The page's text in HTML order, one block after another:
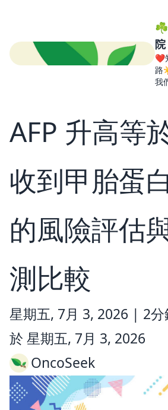
☘️
院
❤️
路
我
AFP 升高等
收到甲胎蛋
的風險評估
測比較
星期五, 7月 3, 2026 | 2
於 星期五, 7月 3, 2026
OncoSeek